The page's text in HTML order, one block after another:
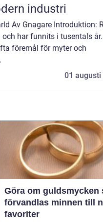
industri
Av Gnagare Introduktion:
har funnits i tusentals år.
föremål för myter och
01 augusti
Göra om guldsmycken så
förvandlas minnen till
favoriter